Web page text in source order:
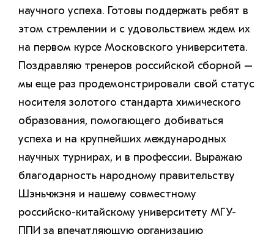
научного успеха. Готовы поддержать ребят в
этом стремлении и с удовольствием ждем их
на первом курсе Московского университета.
Поздравляю тренеров российской сборной –
мы еще раз продемонстрировали свой статус
носителя золотого стандарта химического
образования, помогающего добиваться
успеха и на крупнейших международных
научных турнирах, и в профессии. Выражаю
благодарность народному правительству
Шэньчжэня и нашему совместному
российско-китайскому университету МГУ-
ППИ за впечатляющую организацию